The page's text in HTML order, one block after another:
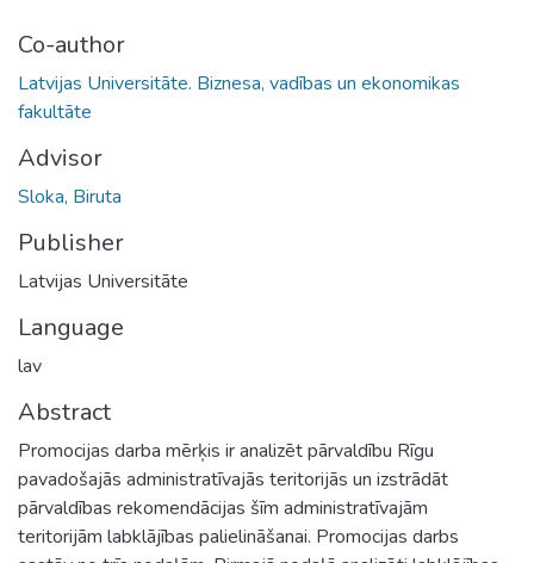
Co-author
Latvijas Universitāte. Biznesa, vadības un ekonomikas
fakultāte
Advisor
Sloka, Biruta
Publisher
Latvijas Universitāte
Language
lav
Abstract
Promocijas darba mērķis ir analizēt pārvaldību Rīgu
pavadošajās administratīvajās teritorijās un izstrādāt
pārvaldības rekomendācijas šīm administratīvajām
teritorijām labklājības palielināšanai. Promocijas darbs